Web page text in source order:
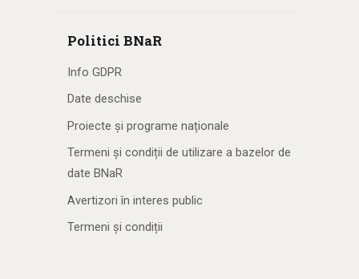
Politici BNaR
Info GDPR
Date deschise
Proiecte și programe naționale
Termeni și condiții de utilizare a bazelor de
date BNaR
Avertizori în interes public
Termeni și condiții